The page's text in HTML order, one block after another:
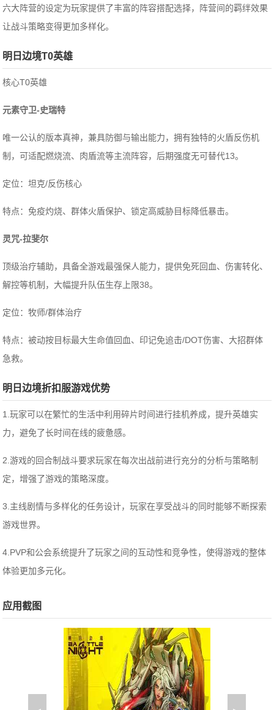
六大阵营的设定为玩家提供了丰富的阵容搭配选择，阵营间的羁绊效果
让战斗策略变得更加多样化。
明日边境T0英雄
核心T0英雄
‌元素守卫-史瑞特‌
唯一公认的版本真神，兼具防御与输出能力，拥有独特的火盾反伤机
制，可适配燃烧流、肉盾流等主流阵容，后期强度无可替代‌13。
‌定位‌：坦克/反伤核心
‌特点‌：免疫灼烧、群体火盾保护、锁定高威胁目标降低暴击。
‌灵咒-拉斐尔‌
顶级治疗辅助，具备全游戏最强保人能力，提供免死回血、伤害转化、
解控等机制，大幅提升队伍生存上限‌38。
‌定位‌：牧师/群体治疗
‌特点‌：被动按目标最大生命值回血、印记免追击/DOT伤害、大招群体
急救。
明日边境折扣服游戏优势
1.玩家可以在繁忙的生活中利用碎片时间进行挂机养成，提升英雄实
力，避免了长时间在线的疲惫感。
2.游戏的回合制战斗要求玩家在每次出战前进行充分的分析与策略制
定，增强了游戏的策略深度。
3.主线剧情与多样化的任务设计，玩家在享受战斗的同时能够不断探索
游戏世界。
4.PVP和公会系统提升了玩家之间的互动性和竞争性，使得游戏的整体
体验更加多元化。
应用截图